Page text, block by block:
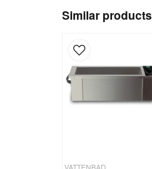
Similar products